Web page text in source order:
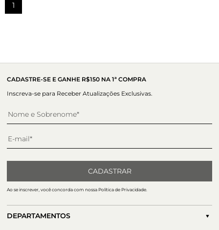
1
CADASTRE-SE E GANHE R$150 NA 1ª COMPRA
Inscreva-se para Receber Atualizações Exclusivas.
CADASTRAR
Ao se inscrever, você concorda com nossa Política de Privacidade.
DEPARTAMENTOS